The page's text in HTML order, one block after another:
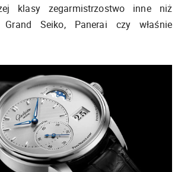
klasy zegarmistrzostwo inne niż
Seiko, Panerai czy właśnie